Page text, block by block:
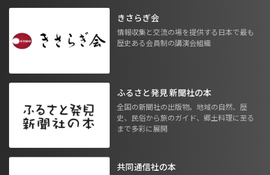
きさらぎ会
情報収集と交流の場を提供する日本で最も
歴史ある会員制の講演会組織
ふるさと発見 新聞社の本
全国の新聞社の出版物。地域の自然、歴
史、民俗から旅のガイド、郷土料理に至る
まで多彩に展開
共同通信社の本